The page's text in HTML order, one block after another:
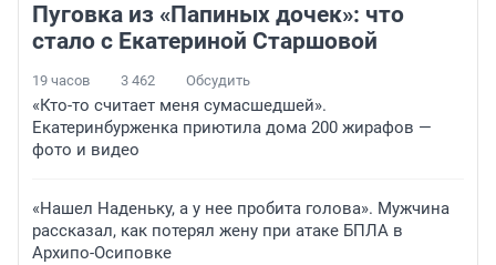
Пуговка из «Папиных дочек»: что
стало с Екатериной Старшовой
19 часов 3 462 Обсудить
«Кто-то считает меня сумасшедшей».
Екатеринбурженка приютила дома 200 жирафов —
фото и видео
«Нашел Наденьку, а у нее пробита голова». Мужчина
рассказал, как потерял жену при атаке БПЛА в
Архипо-Осиповке